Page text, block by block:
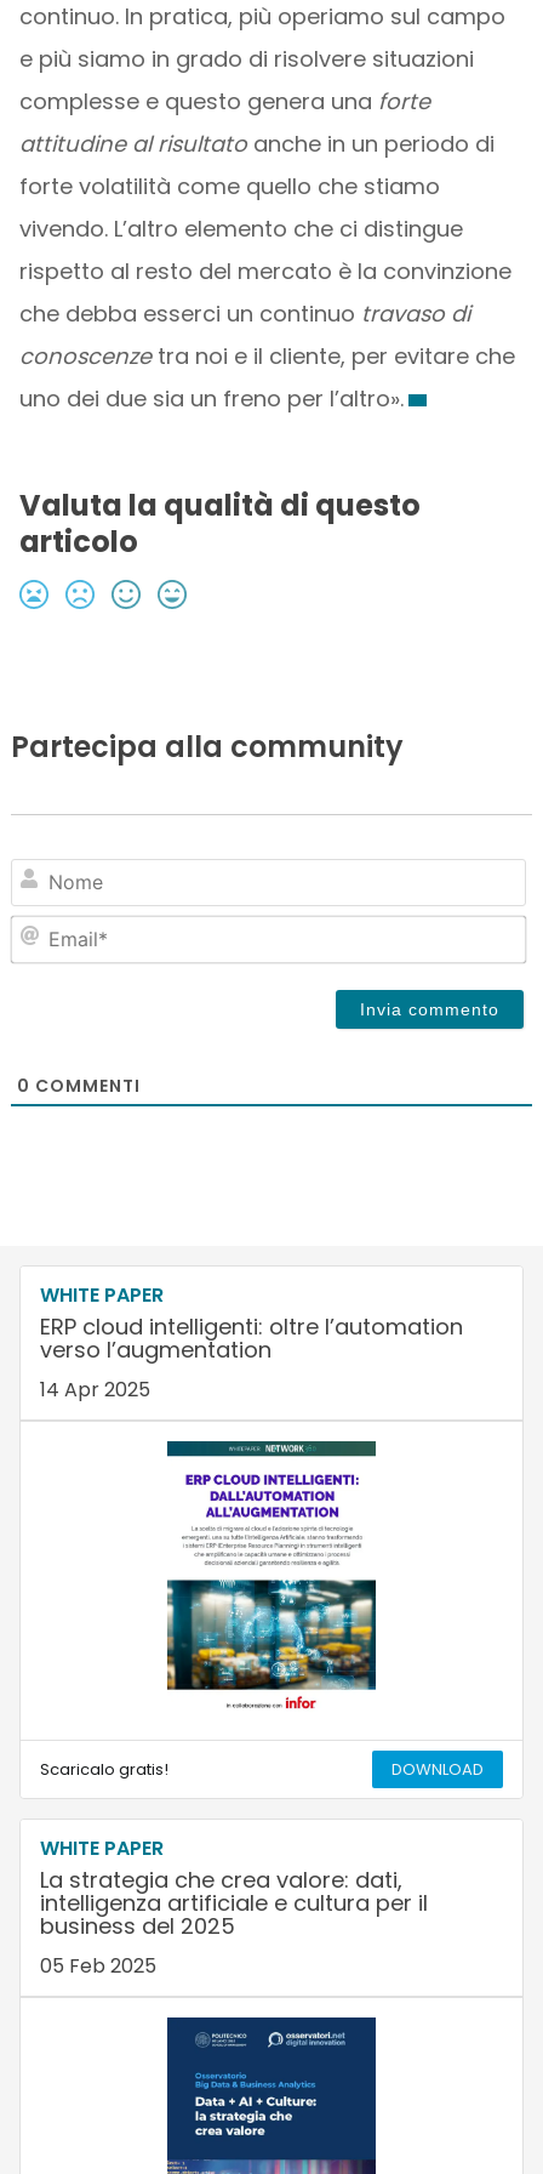
continuo. In pratica, più operiamo sul campo
e più siamo in grado di risolvere situazioni
complesse e questo genera una forte
attitudine al risultatoanche in un periodo di
forte volatilità come quello che stiamo
vivendo. L’altro elemento che ci distingue
rispetto al resto del mercato è la convinzione
che debba esserci un continuo travaso di
conoscenzetra noi e il cliente, per evitare che
uno dei due sia un freno per l’altro».
Valuta la qualità di questo
articolo
Partecipa alla community
0 COMMENTI
WHITE PAPER
ERP cloud intelligenti: oltre l’automation
verso l’augmentation
14 Apr 2025
Scaricalo gratis! DOWNLOAD
WHITE PAPER
La strategia che crea valore: dati,
intelligenza artificiale e cultura per il
business del 2025
05 Feb 2025